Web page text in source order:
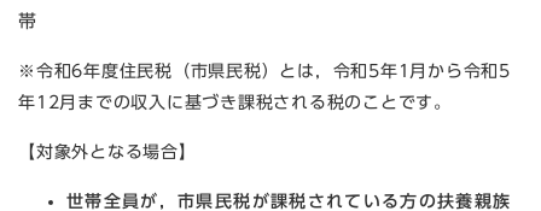
帯
※令和6年度住民税（市県民税）とは，令和5年1月から令和5
年12月までの収入に基づき課税される税のことです。
【対象外となる場合】
世帯全員が，市県民税が課税されている方の扶養親族